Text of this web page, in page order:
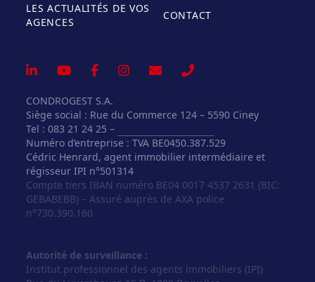
LES ACTUALITÉS DE VOS
AGENCES
CONTACT
CONDROGEST S.A.
Siège social : Rue du Commerce 124 – 5590 Ciney
Tel : 083 21 24 25 –
Numéro d’entreprise : TVA BE0450.387.529
Cédric Henrard, agent immobilier intermédiaire et
régisseur IPI n°501314
Compte tiers IBAN numéro BE04 0017 4537 2631 (BIC:
GEBABEBB) – Assuré auprès de AXA police
n°730.390.160
Autorité de surveillance :
Institut professionnel des agents immobiliers (IPI)